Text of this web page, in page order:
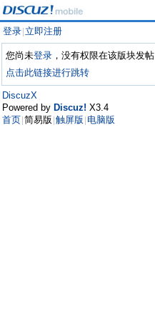
登录 立即注册
您尚未登录 ，没有权限在该版块发帖
点击此链接进行跳转
DiscuzX
Powered by Discuz! X3.4
首页 简易版 触屏版 电脑版